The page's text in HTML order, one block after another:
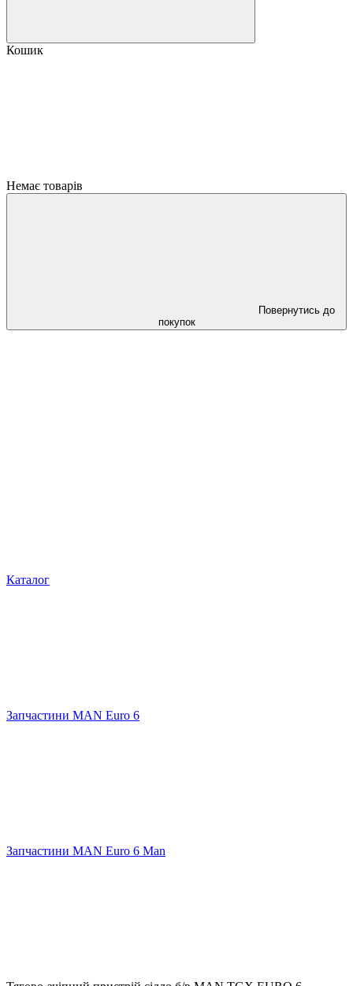
Кошик
Немає товарів
Повернутись до
покупок
Каталог
Запчастини MAN Euro 6
Запчастини MAN Euro 6 Man